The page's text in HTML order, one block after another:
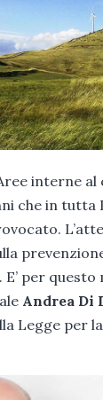
interne
che in tutta
per questo
Andrea Di
Legge per